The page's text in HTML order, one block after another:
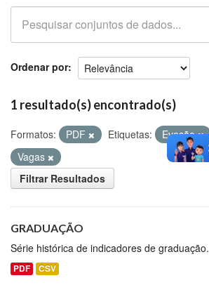
Ordenar por
1 resultado(s) encontrado(s)
Formatos: PDF Etiquetas: Evasão
Vagas
Filtrar Resultados
GRADUAÇÃO
Série histórica de indicadores de graduação.
PDF CSV